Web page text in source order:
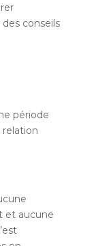
conseils
période
relation
et aucune